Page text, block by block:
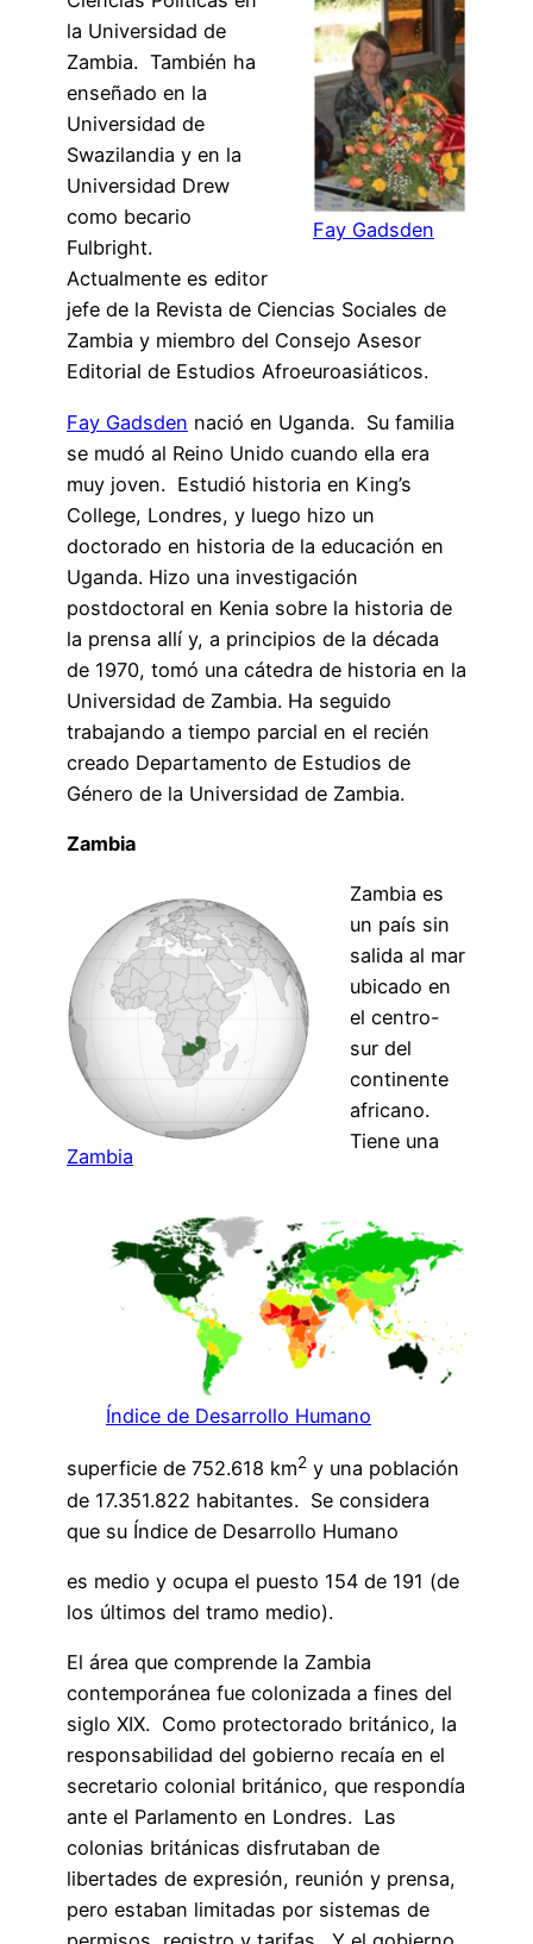
Fay Gadsden
la Universidad de
Zambia. También ha
enseñado en la
Universidad de
Swazilandia y en la
Universidad Drew
como becario
Fulbright.
Actualmente es editor
jefe de la Revista de Ciencias Sociales de
Zambia y miembro del Consejo Asesor
Editorial de Estudios Afroeuroasiáticos.
Fay Gadsden nació en Uganda. Su familia
se mudó al Reino Unido cuando ella era
muy joven. Estudió historia en King’s
College, Londres, y luego hizo un
doctorado en historia de la educación en
Uganda. Hizo una investigación
postdoctoral en Kenia sobre la historia de
la prensa allí y, a principios de la década
de 1970, tomó una cátedra de historia en la
Universidad de Zambia. Ha seguido
trabajando a tiempo parcial en el recién
creado Departamento de Estudios de
Género de la Universidad de Zambia.
Zambia
Zambia
Zambia es
un país sin
salida al mar
ubicado en
el centro-
sur del
continente
africano.
Tiene una
Índice de Desarrollo Humano
superficie de 752.618 km2 y una población
de 17.351.822 habitantes. Se considera
que su Índice de Desarrollo Humano
es medio y ocupa el puesto 154 de 191 (de
los últimos del tramo medio).
El área que comprende la Zambia
contemporánea fue colonizada a fines del
siglo XIX. Como protectorado británico, la
responsabilidad del gobierno recaía en el
secretario colonial británico, que respondía
ante el Parlamento en Londres. Las
colonias británicas disfrutaban de
libertades de expresión, reunión y prensa,
pero estaban limitadas por sistemas de